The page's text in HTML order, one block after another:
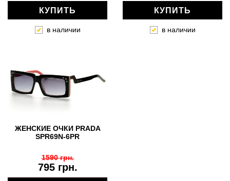
КУПИТЬ
в наличии
КУПИТЬ
в наличии
ЖЕНСКИЕ ОЧКИ PRADA
SPR69N-6PR
795 грн.
1590 грн.